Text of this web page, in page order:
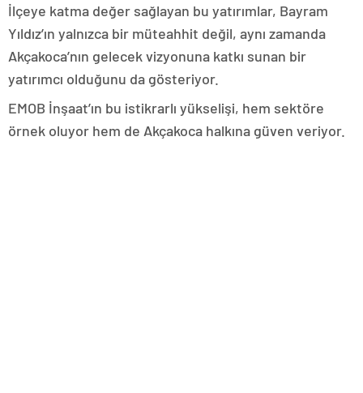
İlçeye katma değer sağlayan bu yatırımlar, Bayram
Yıldız’ın yalnızca bir müteahhit değil, aynı zamanda
Akçakoca’nın gelecek vizyonuna katkı sunan bir
yatırımcı olduğunu da gösteriyor.
EMOB İnşaat’ın bu istikrarlı yükselişi, hem sektöre
örnek oluyor hem de Akçakoca halkına güven veriyor.